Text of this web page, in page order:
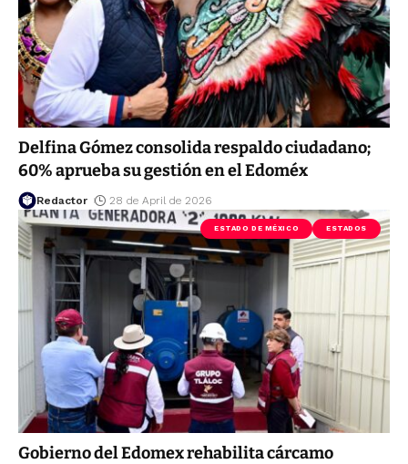
Delfina Gómez consolida respaldo ciudadano;
60% aprueba su gestión en el Edoméx
Redactor 28 de April de 2026
ESTADO DE MÉXICO ESTADOS
Gobierno del Edomex rehabilita cárcamo